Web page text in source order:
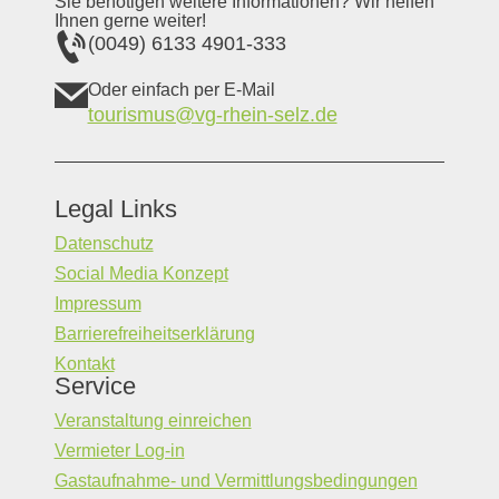
Ihnen gerne weiter!
(0049) 6133 4901-333
Oder einfach per E-Mail
tourismus@vg-rhein-selz.de
Legal Links
Datenschutz
Social Media Konzept
Impressum
Barrierefreiheitserklärung
Kontakt
Service
Veranstaltung einreichen
Vermieter Log-in
Gastaufnahme- und Vermittlungsbedingungen